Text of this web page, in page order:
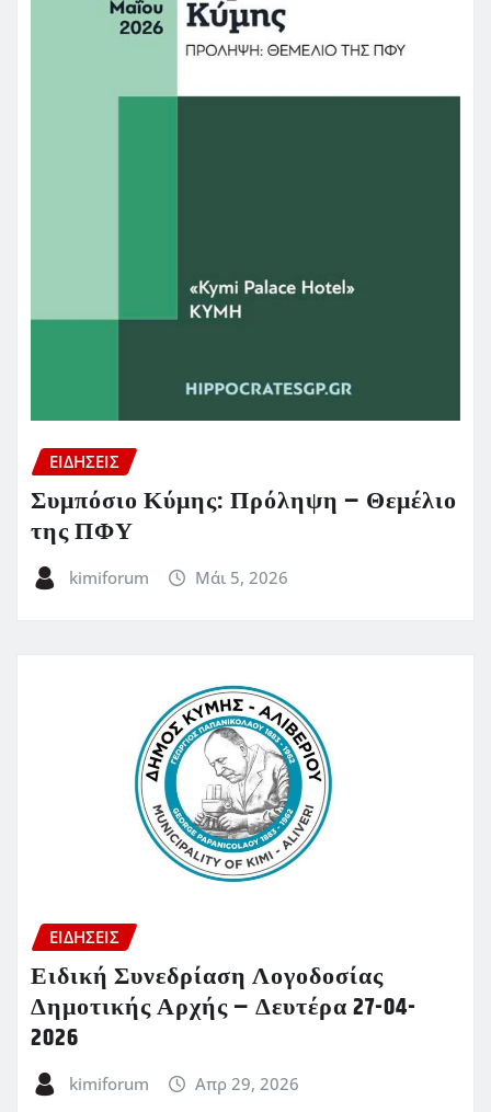
ΕΙΔΗΣΕΙΣ
Συμπόσιο Κύμης: Πρόληψη – Θεμέλιο
της ΠΦΥ
kimiforum Μάι 5, 2026
ΕΙΔΗΣΕΙΣ
Ειδική Συνεδρίαση Λογοδοσίας
Δημοτικής Αρχής – Δευτέρα 27-04-
2026
kimiforum Απρ 29, 2026